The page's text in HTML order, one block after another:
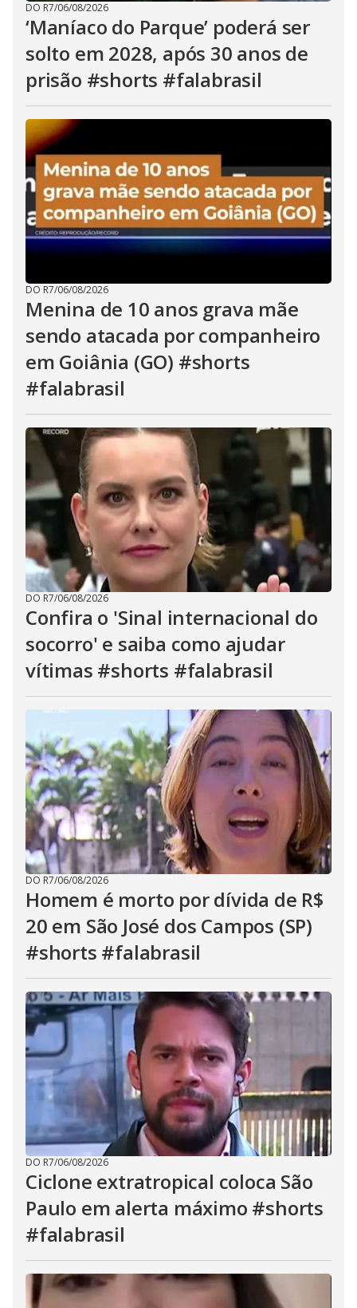
DO R7/06/08/2026
‘Maníaco do Parque’ poderá ser
solto em 2028, após 30 anos de
prisão #shorts #falabrasil
DO R7/06/08/2026
Menina de 10 anos grava mãe
sendo atacada por companheiro
em Goiânia (GO) #shorts
#falabrasil
DO R7/06/08/2026
Confira o 'Sinal internacional do
socorro' e saiba como ajudar
vítimas #shorts #falabrasil
DO R7/06/08/2026
Homem é morto por dívida de R$
20 em São José dos Campos (SP)
#shorts #falabrasil
DO R7/06/08/2026
Ciclone extratropical coloca São
Paulo em alerta máximo #shorts
#falabrasil